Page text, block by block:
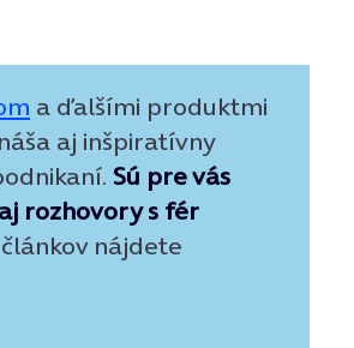
a ďalšími produktmi
aj inšpiratívny
Sú pre vás
rozhovory s fér
nájdete